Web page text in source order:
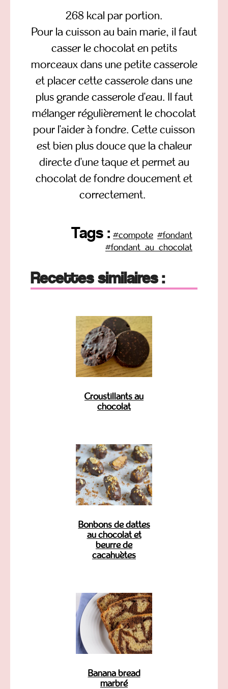
268 kcal par portion.
Pour la cuisson au bain marie, il faut
casser le chocolat en petits
morceaux dans une petite casserole
et placer cette casserole dans une
plus grande casserole d'eau. Il faut
mélanger régulièrement le chocolat
pour l'aider à fondre. Cette cuisson
est bien plus douce que la chaleur
directe d'une taque et permet au
chocolat de fondre doucement et
correctement.
Tags : #compote #fondant
#fondant_au_chocolat
Recettes similaires :
Croustillants au
chocolat
Bonbons de dattes
au chocolat et
beurre de
cacahuètes
Banana bread
marbré